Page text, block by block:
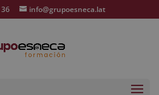
info@grupoesneca.lat